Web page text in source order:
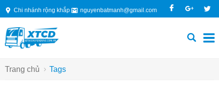
Chi nhánh rộng khắp nguyenbatmanh@gmail.com
Trang chủ Tags